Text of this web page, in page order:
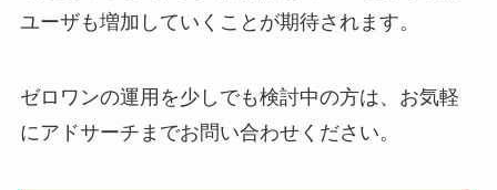
ユーザも増加していくことが期待されます。
ゼロワンの運用を少しでも検討中の方は、お気軽
にアドサーチまでお問い合わせください。